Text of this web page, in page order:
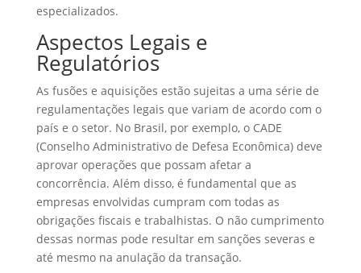
especializados.
Aspectos Legais e
Regulatórios
As fusões e aquisições estão sujeitas a uma série de
regulamentações legais que variam de acordo com o
país e o setor. No Brasil, por exemplo, o CADE
(Conselho Administrativo de Defesa Econômica) deve
aprovar operações que possam afetar a
concorrência. Além disso, é fundamental que as
empresas envolvidas cumpram com todas as
obrigações fiscais e trabalhistas. O não cumprimento
dessas normas pode resultar em sanções severas e
até mesmo na anulação da transação.